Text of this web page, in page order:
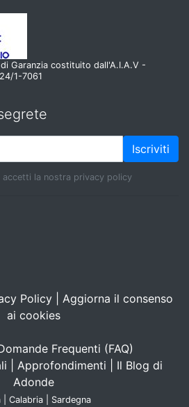
Garanzia costituito dall'A.I.A.V -
1-7061
Iscriviti
accetti la nostra privacy policy
Policy| Aggiorna il consenso
ai cookies
Frequenti (FAQ)
Approfondimenti
Il Blog di
Adonde
Calabria Sardegna